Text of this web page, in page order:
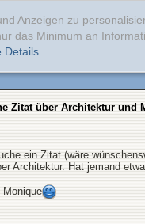
Anzeigen zu
das Minimum an
Details...
Zitat über Architektur und
ein Zitat (wäre
Architektur. Hat jemand
Monique